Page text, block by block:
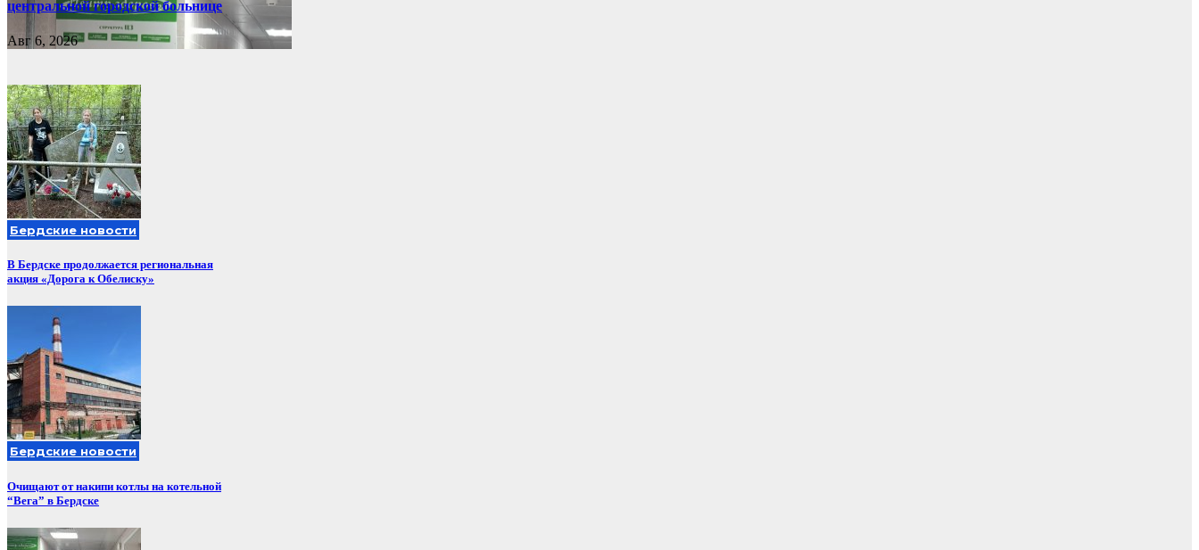
центральной городской больнице
Авг 6, 2026
Бердские новости
В Бердске продолжается региональная
акция «Дорога к Обелиску»
Бердские новости
Очищают от накипи котлы на котельной
“Вега” в Бердске